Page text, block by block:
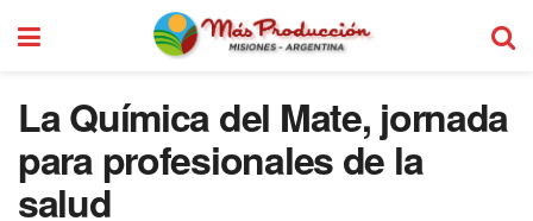
La Química del Mate, jornada
para profesionales de la
salud